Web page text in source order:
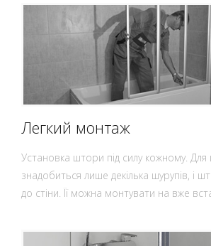
Легкий монтаж
Установка штори під силу кожному. Для
знадобиться лише декілька шурупів, і
до стіни. Її можна монтувати на вже